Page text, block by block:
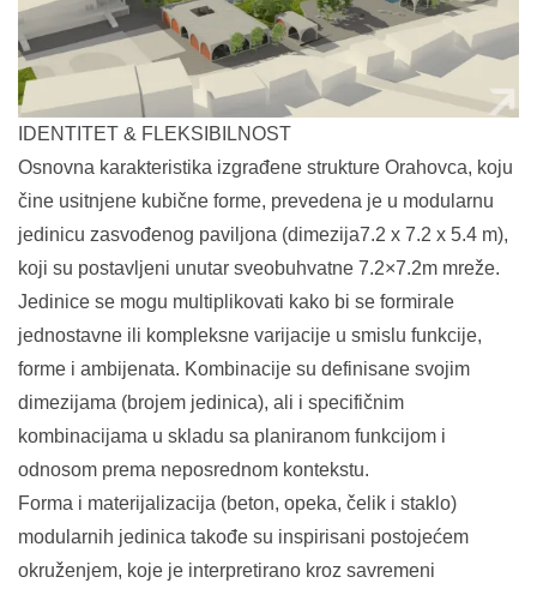
IDENTITET & FLEKSIBILNOST
Osnovna karakteristika izgrađene strukture Orahovca, koju
čine usitnjene kubične forme, prevedena je u modularnu
jedinicu zasvođenog paviljona (dimezija7.2 x 7.2 x 5.4 m),
koji su postavljeni unutar sveobuhvatne 7.2×7.2m mreže.
Jedinice se mogu multiplikovati kako bi se formirale
jednostavne ili kompleksne varijacije u smislu funkcije,
forme i ambijenata. Kombinacije su definisane svojim
dimezijama (brojem jedinica), ali i specifičnim
kombinacijama u skladu sa planiranom funkcijom i
odnosom prema neposrednom kontekstu.
Forma i materijalizacija (beton, opeka, čelik i staklo)
modularnih jedinica takođe su inspirisani postojećem
okruženjem, koje je interpretirano kroz savremeni